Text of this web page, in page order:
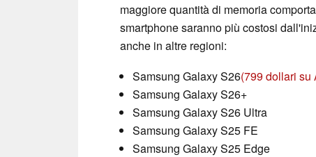
maggiore quantità di memoria
smartphone saranno più costosi
anche in altre regioni:
Samsung Galaxy S26(799 dollari su
Samsung Galaxy S26+
Samsung Galaxy S26 Ultra
Samsung Galaxy S25 FE
Samsung Galaxy S25 Edge